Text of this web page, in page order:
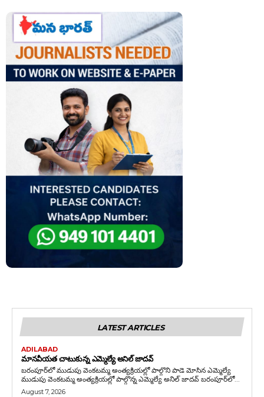
LATEST ARTICLES
ADILABAD
మానవీయత చాటుకున్న ఎమ్మెల్యే అనిల్ జాదవ్
బరంపూర్‌లో ముడుపు వెంకటమ్మ అంత్యక్రియల్లో పాల్గొని పాడె మోసిన ఎమ్మెల్యే
ముడుపు వెంకటమ్మ అంత్యక్రియల్లో పాల్గొన్న ఎమ్మెల్యే అనిల్ జాదవ్ బరంపూర్‌లో...
August 7, 2026